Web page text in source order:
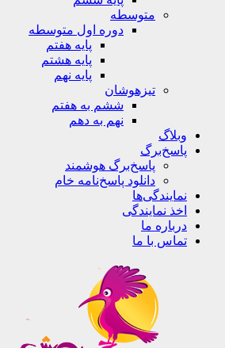
متوسطه
دوره اول متوسطه
پایه هفتم
پایه هشتم
پایه نهم
تیزهوشان
ششم به هفتم
نهم به دهم
وبلاگ
پاسخ‌برگ
پاسخ‌برگ‌ هوشمند
دانلود پاسخ‌نامه خام
نمایندگی‌ها
اخذ نمایندگی
درباره ما
تماس با ما